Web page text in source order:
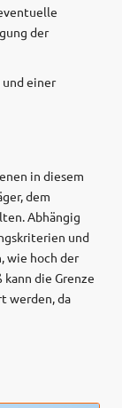
der
einer
in diesem
dem
Abhängig
und
wie hoch der
die Grenze
werden, da